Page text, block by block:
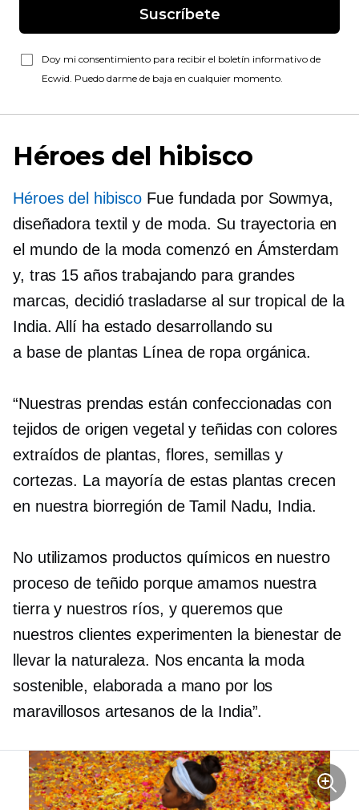
Suscríbete
Doy mi consentimiento para recibir el boletín informativo de
Ecwid. Puedo darme de baja en cualquier momento.
Héroes del hibisco
Héroes del hibisco Fue fundada por Sowmya,
diseñadora textil y de moda. Su trayectoria en
el mundo de la moda comenzó en Ámsterdam
y, tras 15 años trabajando para grandes
marcas, decidió trasladarse al sur tropical de la
India. Allí ha estado desarrollando su
a base de plantas Línea de ropa orgánica.
“Nuestras prendas están confeccionadas con
tejidos de origen vegetal y teñidas con colores
extraídos de plantas, flores, semillas y
cortezas. La mayoría de estas plantas crecen
en nuestra biorregión de Tamil Nadu, India.
No utilizamos productos químicos en nuestro
proceso de teñido porque amamos nuestra
tierra y nuestros ríos, y queremos que
nuestros clientes experimenten la bienestarde
llevar la naturaleza. Nos encanta la moda
sostenible, elaborada a mano por los
maravillosos artesanos de la India”.